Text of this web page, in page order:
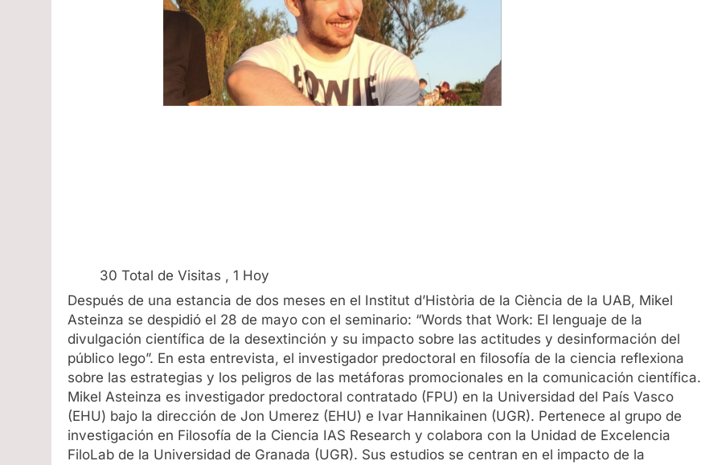
30 Total de Visitas , 1 Hoy
Después de una estancia de dos meses en el Institut d’Història de la Ciència de la UAB, Mikel
Asteinza se despidió el 28 de mayo con el seminario: “Words that Work: El lenguaje de la
divulgación científica de la desextinción y su impacto sobre las actitudes y desinformación del
público lego”. En esta entrevista, el investigador predoctoral en filosofía de la ciencia reflexiona
sobre las estrategias y los peligros de las metáforas promocionales en la comunicación científica.
Mikel Asteinza es investigador predoctoral contratado (FPU) en la Universidad del País Vasco
(EHU) bajo la dirección de Jon Umerez (EHU) e Ivar Hannikainen (UGR). Pertenece al grupo de
investigación en Filosofía de la Ciencia IAS Research y colabora con la Unidad de Excelencia
FiloLab de la Universidad de Granada (UGR). Sus estudios se centran en el impacto de la